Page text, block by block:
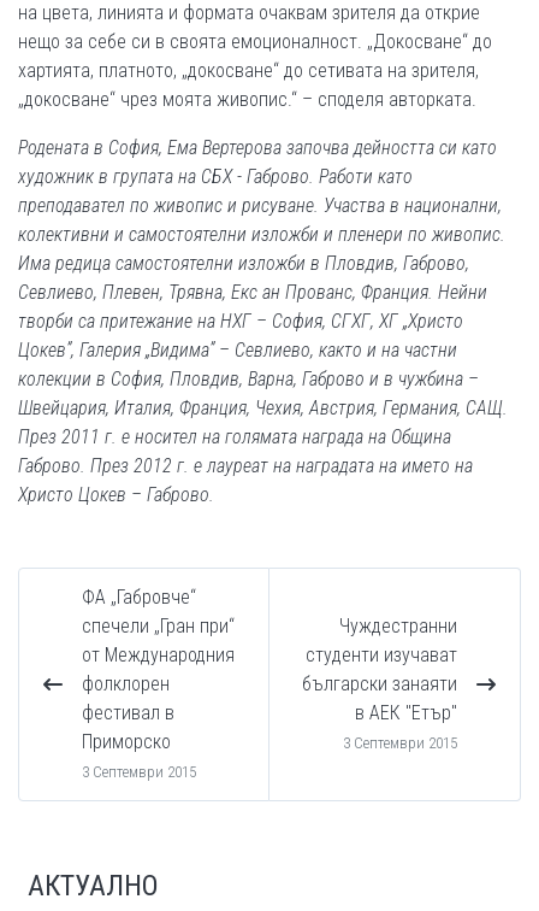
на цвета, линията и формата очаквам зрителя да открие
нещо за себе си в своята емоционалност. „Докосване“ до
хартията, платното, „докосване“ до сетивата на зрителя,
„докосване“ чрез моята живопис.“ – споделя авторката.
Родената в София, Ема Вертерова започва дейността си като
художник в групата на СБХ - Габрово. Работи като
преподавател по живопис и рисуване. Участва в национални,
колективни и самостоятелни изложби и пленери по живопис.
Има редица самостоятелни изложби в Пловдив, Габрово,
Севлиево, Плевен, Трявна, Екс ан Прованс, Франция. Нейни
творби са притежание на НХГ – София, СГХГ, ХГ „Христо
Цокев”, Галерия „Видима” – Севлиево, както и на частни
колекции в София, Пловдив, Варна, Габрово и в чужбина –
Швейцария, Италия, Франция, Чехия, Австрия, Германия, САЩ.
През 2011 г. е носител на голямата награда на Община
Габрово. През 2012 г. е лауреат на наградата на името на
Христо Цокев – Габрово.
ФА „Габровче“
спечели „Гран при“
от Международния
фолклорен
фестивал в
Приморско
3 Септември 2015
Чуждестранни
студенти изучават
български занаяти
в АЕК "Етър"
3 Септември 2015
АКТУАЛНО